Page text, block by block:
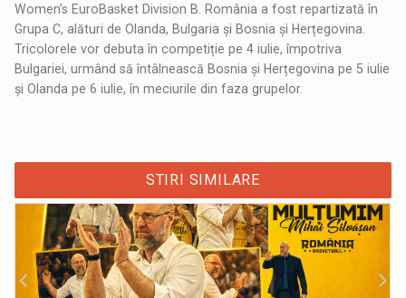
Women’s EuroBasket Division B. România a fost repartizată în
Grupa C, alături de Olanda, Bulgaria și Bosnia și Herțegovina.
Tricolorele vor debuta în competiție pe 4 iulie, împotriva
Bulgariei, urmând să întâlnească Bosnia și Herțegovina pe 5 iulie
și Olanda pe 6 iulie, în meciurile din faza grupelor.
STIRI SIMILARE